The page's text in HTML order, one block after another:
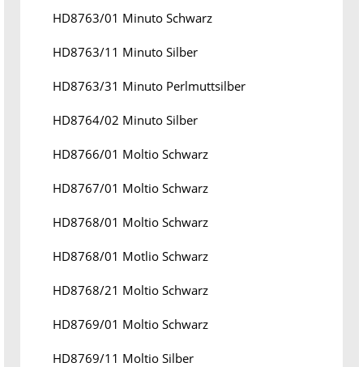
HD8763/01 Minuto Schwarz
HD8763/11 Minuto Silber
HD8763/31 Minuto Perlmuttsilber
HD8764/02 Minuto Silber
HD8766/01 Moltio Schwarz
HD8767/01 Moltio Schwarz
HD8768/01 Moltio Schwarz
HD8768/01 Motlio Schwarz
HD8768/21 Moltio Schwarz
HD8769/01 Moltio Schwarz
HD8769/11 Moltio Silber